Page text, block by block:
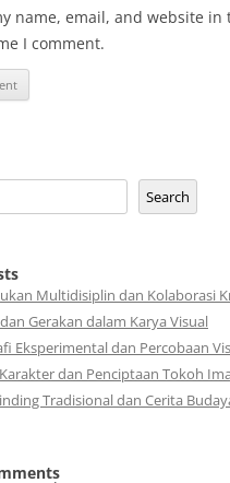
name, email, and website
I comment.
Search
Multidisiplin dan Kolaborasi
Gerakan dalam Karya Visual
Eksperimental dan Percobaan
dan Penciptaan Tokoh
Tradisional dan Cerita